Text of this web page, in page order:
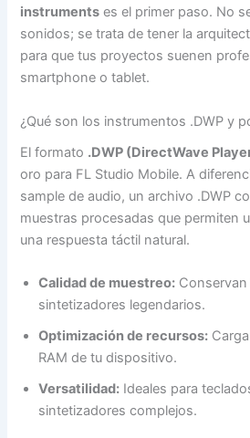
instruments es el primer paso. No
sonidos; se trata de tener la
para que tus proyectos suenen
smartphone o tablet.
¿Qué son los instrumentos .DWP y
El formato .DWP (DirectWave
oro para FL Studio Mobile. A
sample de audio, un archivo .DWP
muestras procesadas que permiten
una respuesta táctil natural.
Calidad de muestreo:
sintetizadores legendarios.
Optimización de recursos:
RAM de tu dispositivo.
Versatilidad: Ideales para
sintetizadores complejos.